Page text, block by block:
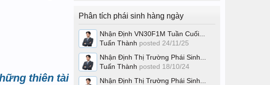
thiên tài
Phân tích phái sinh hàng ngày
Nhận Định VN30F1M Tuần Cuối...
Tuấn Thành posted 24/11/25
Nhận Định Thị Trường Phái Sinh...
Tuấn Thành posted 18/10/24
Nhận Định Thị Trường Phái Sinh...